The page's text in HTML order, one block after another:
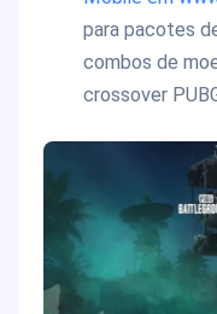
para pacotes
combos de
crossover